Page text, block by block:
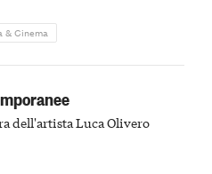
& Cinema
dell'artista Luca Olivero